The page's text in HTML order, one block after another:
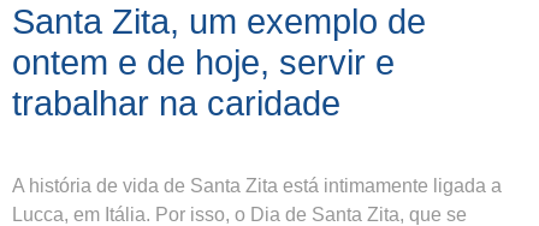
Santa Zita, um exemplo de
ontem e de hoje, servir e
trabalhar na caridade
A história de vida de Santa Zita está intimamente ligada a
Lucca, em Itália. Por isso, o Dia de Santa Zita, que se